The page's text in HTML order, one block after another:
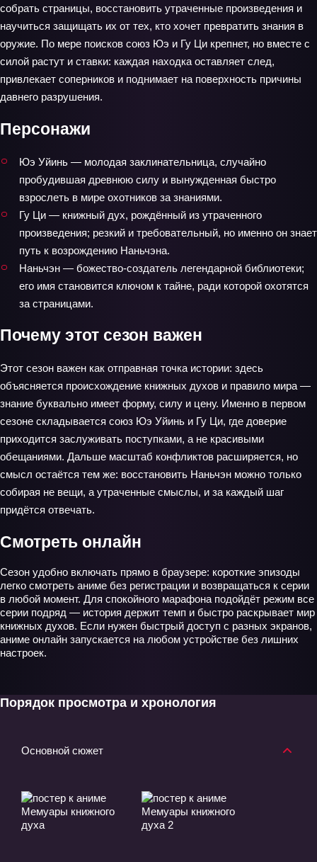
собрать страницы, восстановить утраченные произведения и
научиться защищать их от тех, кто хочет превратить знания в
оружие. По мере поисков союз Юэ и Гу Ци крепнет, но вместе с
силой растут и ставки: каждая находка оставляет след,
привлекает соперников и поднимает на поверхность причины
давнего разрушения.
Персонажи
Юэ Уйинь — молодая заклинательница, случайно
пробудившая древнюю силу и вынужденная быстро
взрослеть в мире охотников за знаниями.
Гу Ци — книжный дух, рождённый из утраченного
произведения; резкий и требовательный, но именно он знает
путь к возрождению Наньчэна.
Наньчэн — божество‑создатель легендарной библиотеки;
его имя становится ключом к тайне, ради которой охотятся
за страницами.
Почему этот сезон важен
Этот сезон важен как отправная точка истории: здесь
объясняется происхождение книжных духов и правило мира —
знание буквально имеет форму, силу и цену. Именно в первом
сезоне складывается союз Юэ Уйинь и Гу Ци, где доверие
приходится заслуживать поступками, а не красивыми
обещаниями. Дальше масштаб конфликтов расширяется, но
смысл остаётся тем же: восстановить Наньчэн можно только
собирая не вещи, а утраченные смыслы, и за каждый шаг
придётся отвечать.
Смотреть онлайн
Сезон удобно включать прямо в браузере: короткие эпизоды
легко смотреть аниме без регистрации и возвращаться к серии
в любой момент. Для спокойного марафона подойдёт режим все
серии подряд — история держит темп и быстро раскрывает мир
книжных духов. Если нужен быстрый доступ с разных экранов,
аниме онлайн запускается на любом устройстве без лишних
настроек.
Порядок просмотра и хронология
Основной сюжет